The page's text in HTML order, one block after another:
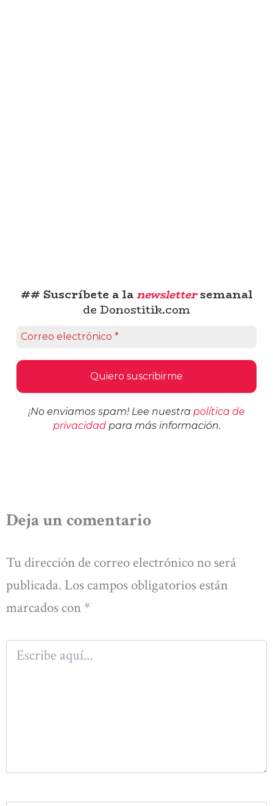
## Suscríbete a lanewslettersemanal
de Donostitik.com
¡No enviamos spam! Lee nuestra política de
privacidadpara más información.
Deja un comentario
Tu dirección de correo electrónico no será
publicada. Los campos obligatorios están
marcados con *
aquí...